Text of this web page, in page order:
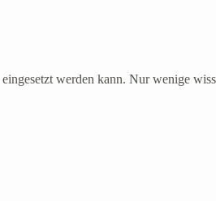
werden kann. Nur wenige